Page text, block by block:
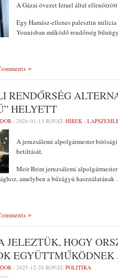
A Gázai övezet Izrael által
Egy Hamász-ellenes palesztin
Younisban működő rendőrség
RENDŐRSÉG
HELYETT
- 2026-01-13 ROVAT: HÍREK -
A jeruzsálemi alpolgármester
betiltását.
Meir Brim jeruzsálemi
amelyben a bűzágyú használatának
JELEZTÜK, HOGY
- 2025-12-28 ROVAT: POLITIKA